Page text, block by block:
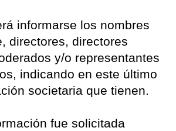
informarse los nombres
directores, directores
y/o representantes
indicando en este último
societaria que tienen.
fue solicitada